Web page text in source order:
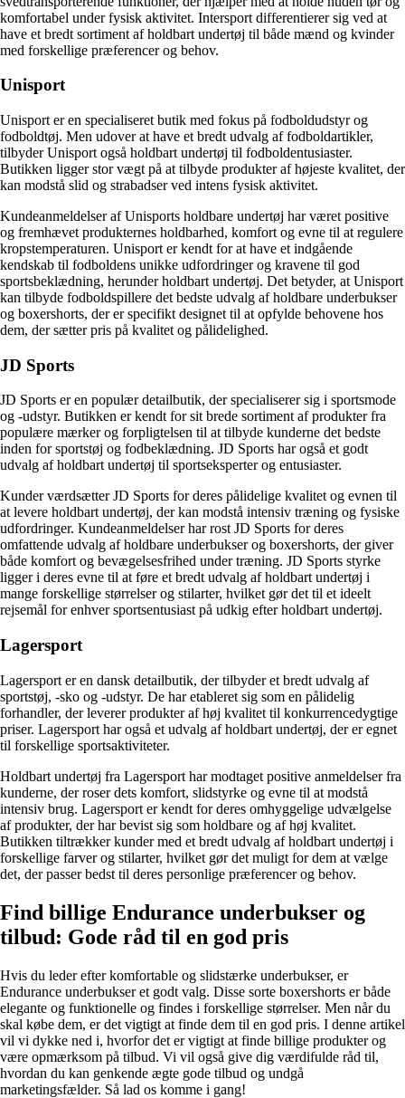
komfortabel under fysisk aktivitet. Intersport differentierer sig ved at
have et bredt sortiment af holdbart undertøj til både mænd og kvinder
med forskellige præferencer og behov.
Unisport
Unisport er en specialiseret butik med fokus på fodboldudstyr og
fodboldtøj. Men udover at have et bredt udvalg af fodboldartikler,
tilbyder Unisport også holdbart undertøj til fodboldentusiaster.
Butikken ligger stor vægt på at tilbyde produkter af højeste kvalitet, der
kan modstå slid og strabadser ved intens fysisk aktivitet.
Kundeanmeldelser af Unisports holdbare undertøj har været positive
og fremhævet produkternes holdbarhed, komfort og evne til at regulere
kropstemperaturen. Unisport er kendt for at have et indgående
kendskab til fodboldens unikke udfordringer og kravene til god
sportsbeklædning, herunder holdbart undertøj. Det betyder, at Unisport
kan tilbyde fodboldspillere det bedste udvalg af holdbare underbukser
og boxershorts, der er specifikt designet til at opfylde behovene hos
dem, der sætter pris på kvalitet og pålidelighed.
JD Sports
JD Sports er en populær detailbutik, der specialiserer sig i sportsmode
og -udstyr. Butikken er kendt for sit brede sortiment af produkter fra
populære mærker og forpligtelsen til at tilbyde kunderne det bedste
inden for sportstøj og fodbeklædning. JD Sports har også et godt
udvalg af holdbart undertøj til sportseksperter og entusiaster.
Kunder værdsætter JD Sports for deres pålidelige kvalitet og evnen til
at levere holdbart undertøj, der kan modstå intensiv træning og fysiske
udfordringer. Kundeanmeldelser har rost JD Sports for deres
omfattende udvalg af holdbare underbukser og boxershorts, der giver
både komfort og bevægelsesfrihed under træning. JD Sports styrke
ligger i deres evne til at føre et bredt udvalg af holdbart undertøj i
mange forskellige størrelser og stilarter, hvilket gør det til et ideelt
rejsemål for enhver sportsentusiast på udkig efter holdbart undertøj.
Lagersport
Lagersport er en dansk detailbutik, der tilbyder et bredt udvalg af
sportstøj, -sko og -udstyr. De har etableret sig som en pålidelig
forhandler, der leverer produkter af høj kvalitet til konkurrencedygtige
priser. Lagersport har også et udvalg af holdbart undertøj, der er egnet
til forskellige sportsaktiviteter.
Holdbart undertøj fra Lagersport har modtaget positive anmeldelser fra
kunderne, der roser dets komfort, slidstyrke og evne til at modstå
intensiv brug. Lagersport er kendt for deres omhyggelige udvælgelse
af produkter, der har bevist sig som holdbare og af høj kvalitet.
Butikken tiltrækker kunder med et bredt udvalg af holdbart undertøj i
forskellige farver og stilarter, hvilket gør det muligt for dem at vælge
det, der passer bedst til deres personlige præferencer og behov.
Find billige Endurance underbukser og
tilbud: Gode råd til en god pris
Hvis du leder efter komfortable og slidstærke underbukser, er
Endurance underbukser et godt valg. Disse sorte boxershorts er både
elegante og funktionelle og findes i forskellige størrelser. Men når du
skal købe dem, er det vigtigt at finde dem til en god pris. I denne artikel
vil vi dykke ned i, hvorfor det er vigtigt at finde billige produkter og
være opmærksom på tilbud. Vi vil også give dig værdifulde råd til,
hvordan du kan genkende ægte gode tilbud og undgå
marketingsfælder. Så lad os komme i gang!